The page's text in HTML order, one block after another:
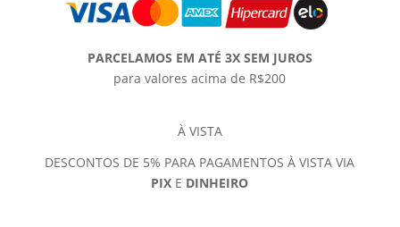
PARCELAMOS EM ATÉ 3X SEM JUROS
para valores acima de R$200
À VISTA
DESCONTOS DE 5% PARA PAGAMENTOS À VISTA VIA
PIX E DINHEIRO